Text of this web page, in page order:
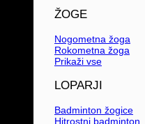
ŽOGE
Nogometna žoga
Rokometna žoga
Prikaži vse
LOPARJI
Badminton žogice
Hitrostni badminton